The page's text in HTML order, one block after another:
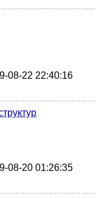
08-22 22:40:16
08-20 01:26:35